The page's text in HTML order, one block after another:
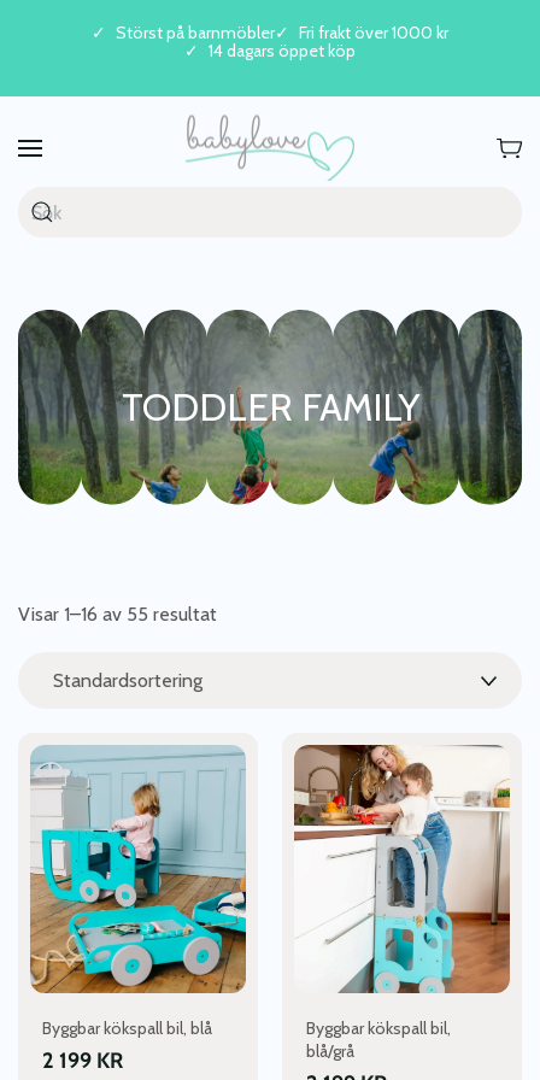
Skip to main content
Störst på barnmöbler
Fri frakt över 1000 kr
14 dagars öppet köp
TODDLER FAMILY
Visar 1–16 av 55 resultat
Byggbar kökspall bil, blå
2 199 KR
Den
här
produkten
har
flera
varianter.
De
olika
alternativen
kan
produktsidan
Byggbar kökspall bil,
blå/grå
Den
produkten
har
olika
alternativen
produktsidan